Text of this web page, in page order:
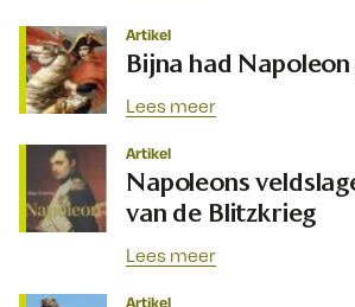
Artikel
Bijna had
Lees meer
Artikel
Napoleons
van de Blitzkrieg
Lees meer
Artikel